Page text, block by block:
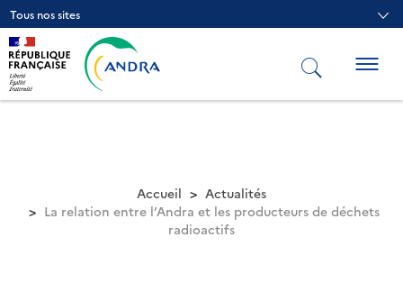
Aller
au
contenu
principal
Tous nos sites
Accueil
Actualités
La relation entre l’Andra et les producteurs de déchets
radioactifs